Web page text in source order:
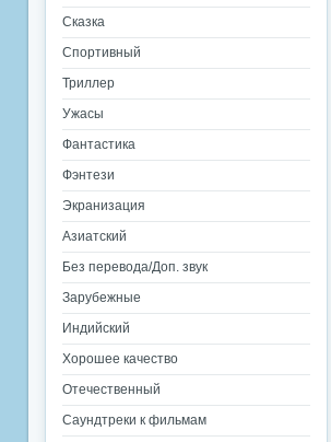
Сказка
Спортивный
Триллер
Ужасы
Фантастика
Фэнтези
Экранизация
Азиатский
Без перевода/Доп. звук
Зарубежные
Индийский
Хорошее качество
Отечественный
Саундтреки к фильмам